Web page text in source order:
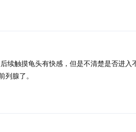
续触摸龟头有快感，但是不清楚是否进入
腺了。